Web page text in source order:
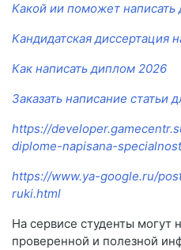
Какой ии поможет написать
Кандидатская диссертация
Как написать диплом 2026
Заказать написание статьи
https://
diplome-napisana-
https://www.ya-google.ru/
ruki.html
На сервисе студенты могут
проверенной и полезной